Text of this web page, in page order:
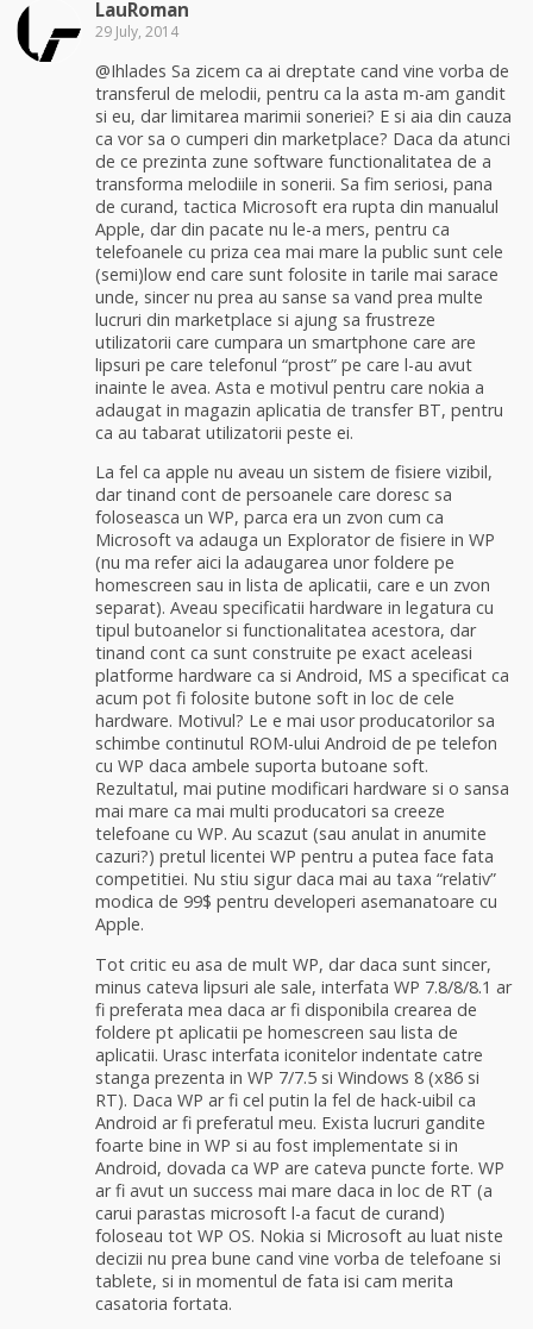
LauRoman
29 July, 2014
@Ihlades Sa zicem ca ai dreptate cand vine vorba de
transferul de melodii, pentru ca la asta m-am gandit
si eu, dar limitarea marimii soneriei? E si aia din cauza
ca vor sa o cumperi din marketplace? Daca da atunci
de ce prezinta zune software functionalitatea de a
transforma melodiile in sonerii. Sa fim seriosi, pana
de curand, tactica Microsoft era rupta din manualul
Apple, dar din pacate nu le-a mers, pentru ca
telefoanele cu priza cea mai mare la public sunt cele
(semi)low end care sunt folosite in tarile mai sarace
unde, sincer nu prea au sanse sa vand prea multe
lucruri din marketplace si ajung sa frustreze
utilizatorii care cumpara un smartphone care are
lipsuri pe care telefonul “prost” pe care l-au avut
inainte le avea. Asta e motivul pentru care nokia a
adaugat in magazin aplicatia de transfer BT, pentru
ca au tabarat utilizatorii peste ei.
La fel ca apple nu aveau un sistem de fisiere vizibil,
dar tinand cont de persoanele care doresc sa
foloseasca un WP, parca era un zvon cum ca
Microsoft va adauga un Explorator de fisiere in WP
(nu ma refer aici la adaugarea unor foldere pe
homescreen sau in lista de aplicatii, care e un zvon
separat). Aveau specificatii hardware in legatura cu
tipul butoanelor si functionalitatea acestora, dar
tinand cont ca sunt construite pe exact aceleasi
platforme hardware ca si Android, MS a specificat ca
acum pot fi folosite butone soft in loc de cele
hardware. Motivul? Le e mai usor producatorilor sa
schimbe continutul ROM-ului Android de pe telefon
cu WP daca ambele suporta butoane soft.
Rezultatul, mai putine modificari hardware si o sansa
mai mare ca mai multi producatori sa creeze
telefoane cu WP. Au scazut (sau anulat in anumite
cazuri?) pretul licentei WP pentru a putea face fata
competitiei. Nu stiu sigur daca mai au taxa “relativ”
modica de 99$ pentru developeri asemanatoare cu
Apple.
Tot critic eu asa de mult WP, dar daca sunt sincer,
minus cateva lipsuri ale sale, interfata WP 7.8/8/8.1 ar
fi preferata mea daca ar fi disponibila crearea de
foldere pt aplicatii pe homescreen sau lista de
aplicatii. Urasc interfata iconitelor indentate catre
stanga prezenta in WP 7/7.5 si Windows 8 (x86 si
RT). Daca WP ar fi cel putin la fel de hack-uibil ca
Android ar fi preferatul meu. Exista lucruri gandite
foarte bine in WP si au fost implementate si in
Android, dovada ca WP are cateva puncte forte. WP
ar fi avut un success mai mare daca in loc de RT (a
carui parastas microsoft l-a facut de curand)
foloseau tot WP OS. Nokia si Microsoft au luat niste
decizii nu prea bune cand vine vorba de telefoane si
tablete, si in momentul de fata isi cam merita
casatoria fortata.